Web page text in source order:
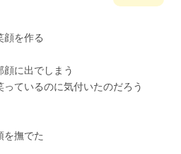
顔を作る
に出でしまう
ているのに気付いたのだろう
を撫でた